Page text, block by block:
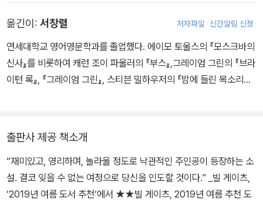
개인교사, 보야르스키 식당의 웨이터 주임, 수상한 주방 모임의 주요
참석자, 그리고 딸 소피야의 든든한 후원자…… 세련되고 우아한 태도
와 인간적 매력으로 무장한 그는 남녀노소를 가리지 않고, 국적과 신
분을 뛰어넘어 사람들과 정서적으로 깊이 교감하며 마음을 통한 친구
년을 준비한 소설이 있었지만 마음에 들지 않아 서랍에 봉인했고, 40
대 후반에 1930년대 미국 대공황 시기의 뉴욕을 그린 데뷔작 『우아
한 연인』(2011)으로 일약 베스트셀러 작가가 되었다. 토울스는 20세
기 전반부를 주된 문학적 배경으로 삼는다. 정교한 시대 묘사로 당시
감금된 백작의 이야기를 들려준다. 이는 전작을 훨씬 뛰어넘는 성공
을 거두었으며, 35개 이상의 언어로 번역되었다. 특수한 상황하의 인
간 조건을 살피는 데 탁월한 토울스는 세 번째 장편소설 『링컨 하이웨
이』(2021)에서 삶의 극적인 변화를 맞이하는 문턱에 선 소년을 특유
옮긴이: 서창렬 저자파일 신간알림 신청
연세대학교 영어영문학과를 졸업했다. 에이모 토울스의 『모스크바의
신사』를 비롯하여 캐런 조이 파울러의 『부스』,그레이엄 그린의 『브라
이턴 록』, 『그레이엄 그린』, 스티븐 밀하우저의 『밤에 들린 목소리
자크 스트라우스의 『구원』, 데일 펙의 『마틴과 존』, 스콧 피츠제럴드
작품집 『어느 작가의 오후』 등을 우리말로 옮겼다.
출판사 제공 책소개
“재미있고, 영리하며, 놀라울 정도로 낙관적인 주인공이 등장하는 소
설. 결코 잊을 수 없는 여정으로 당신을 인도할 것이다.” _빌 게이츠,
‘2019년 여름 도서 추천‘에서 ★★빌 게이츠, 2019년 여름 추천 도